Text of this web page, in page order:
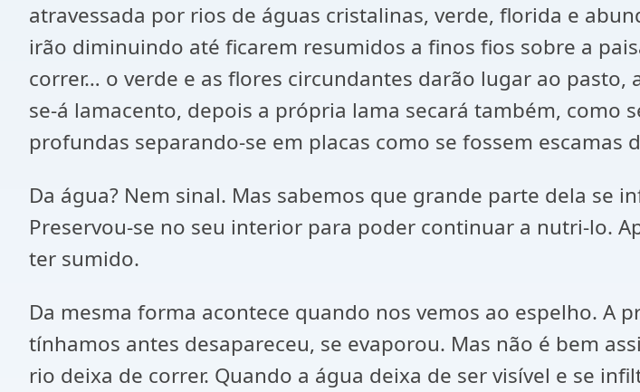
atravessada por rios de águas cristalinas, verde, florida e
irão diminuindo até ficarem resumidos a finos fios sobre a
correr… o verde e as flores circundantes darão lugar ao
se-á lamacento, depois a própria lama secará também, como
profundas separando-se em placas como se fossem escamas
Da água? Nem sinal. Mas sabemos que grande parte dela
Preservou-se no seu interior para poder continuar a nutri-lo.
ter sumido.
Da mesma forma acontece quando nos vemos ao espelho. A
tínhamos antes desapareceu, se evaporou. Mas não é bem
rio deixa de correr. Quando a água deixa de ser visível e se